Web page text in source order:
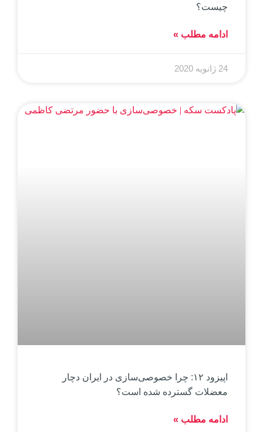
چیست؟
ادامه مطلب »
24 ژانویه 2020
اپیزود ۱۲: چرا خصوصی‌سازی در ایران دچار
معضلات گسترده شده است؟
ادامه مطلب »